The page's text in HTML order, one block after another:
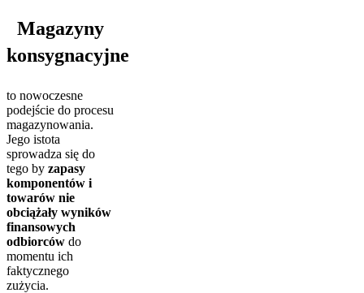
Magazyny
konsygnacyjne
to nowoczesne
podejście do procesu
magazynowania.
Jego istota
sprowadza się do
tego by zapasy
komponentów i
towarów nie
obciążały wyników
finansowych
odbiorców do
momentu ich
faktycznego
zużycia.